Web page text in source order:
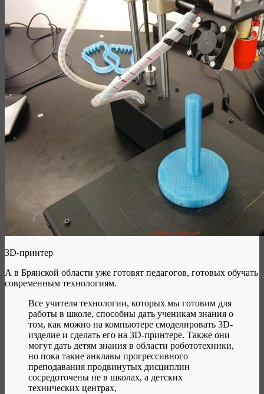
3D-принтер
А в Брянской области уже готовят педагогов, готовых обучать
современным технологиям.
Все учителя технологии, которых мы готовим для
работы в школе, способны дать ученикам знания о
том, как можно на компьютере смоделировать 3D-
изделие и сделать его на 3D-принтере. Также они
могут дать детям знания в области робототехники,
но пока такие анклавы прогрессивного
преподавания продвинутых дисциплин
сосредоточены не в школах, а детских
технических центрах,